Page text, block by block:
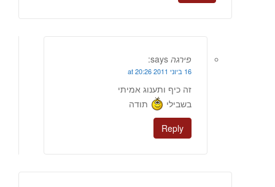
פירגה says:
16 ביוני 2011 at 20:26
זה כיף ותענוג אמיתי
בשבילי
תודה
Reply